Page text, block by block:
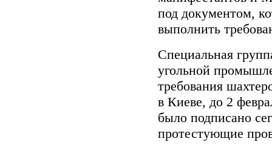
под документом,
выполнить
Специальная
угольной
требования
в Киеве, до 2
было подписано
протестующие